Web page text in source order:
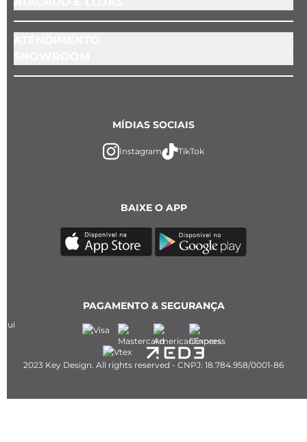
BAIXE O APP
MÍDIAS SOCIAIS
Instagram TikTok
PAGAMENTO & SEGURANÇA
2023 Key Design. All rights reserved - CNPJ: 18.784.958/0001-86